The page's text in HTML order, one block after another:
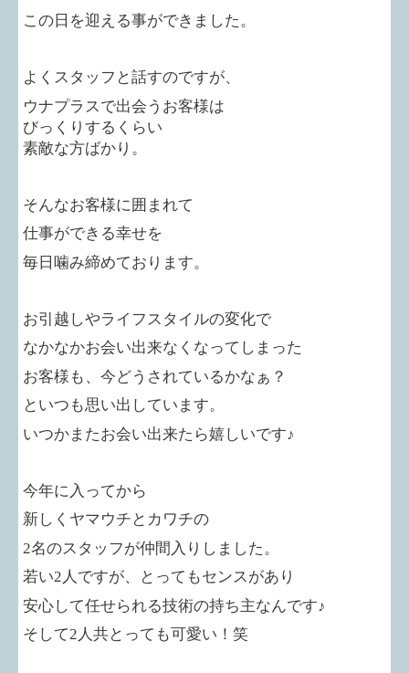
この日を迎える事ができました。
よくスタッフと話すのですが、
ウナプラスで出会うお客様は
びっくりするくらい
素敵な方ばかり。
そんなお客様に囲まれて
仕事ができる幸せを
毎日噛み締めております。
お引越しやライフスタイルの変化で
なかなかお会い出来なくなってしまった
お客様も、今どうされているかなぁ？
といつも思い出しています。
いつかまたお会い出来たら嬉しいです♪
今年に入ってから
新しくヤマウチとカワチの
2名のスタッフが仲間入りしました。
若い2 人ですが、とってもセンスがあり
安心して任せられる技術の持ち主なんです♪
そして2人共とっても可愛い！笑